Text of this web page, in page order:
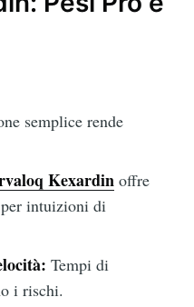
semplice rende
Kexardinoffre
intuizioni di
Tempi di
i rischi.